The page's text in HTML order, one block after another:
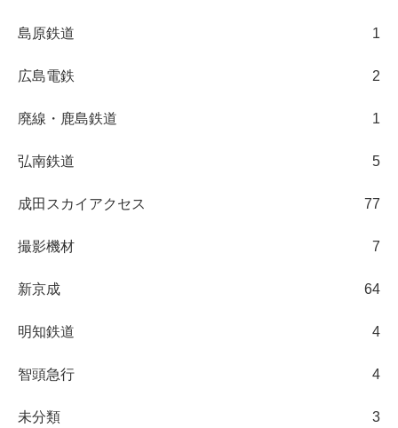
島原鉄道 1
広島電鉄 2
廃線・鹿島鉄道 1
弘南鉄道 5
成田スカイアクセス 77
撮影機材 7
新京成 64
明知鉄道 4
智頭急行 4
未分類 3